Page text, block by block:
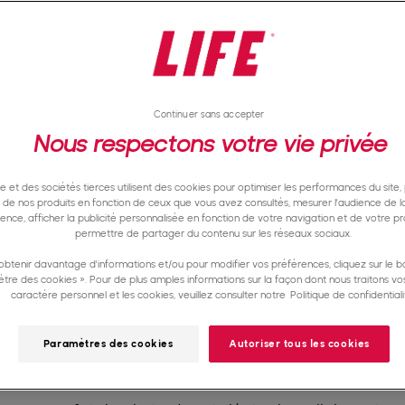
locales est la clé pour créer un
locaux, nous essayons ensemble de
Nous respectons votre vie privée
et des sociétés tierces utilisent des cookies pour optimiser les performances du site,
de nos produits en fonction de ceux que vous avez consultés, mesurer l'audience de
afficher la publicité personnalisée en fonction de votre navigation et de votre
permettre de partager du contenu sur les réseaux sociaux.
davantage d'informations et/ou pour modifier vos préférences, cliquez sur le
des cookies ». Pour de plus amples informations sur la façon dont nous traitons
caractère personnel et les cookies, veuillez consulter notre Politique de
Paramètres des cookies Autoriser tous les cookies
Continuer sans accepter